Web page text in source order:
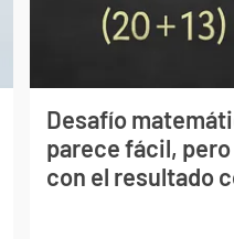
Desafío
parece fácil,
con el resultado